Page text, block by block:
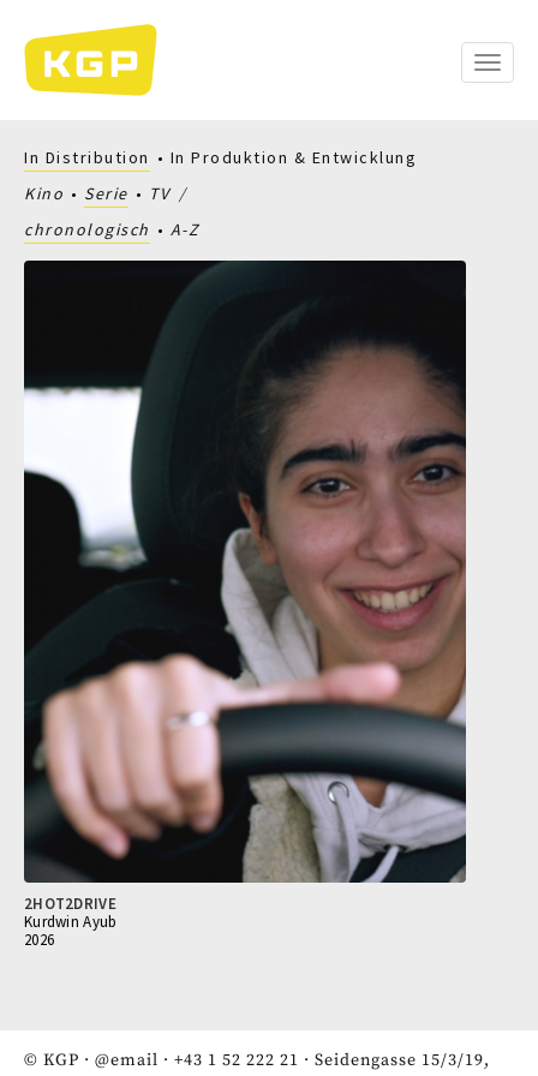
zum
Inhalt
Toggle
In Distribution
In Produktion & Entwicklung
Kino
Serie
TV
chronologisch
A-Z
2HOT2DRIVE
Kurdwin Ayub
2026
© KGP · @email · +43 1 52 222 21 · Seidengasse 15/3/19,